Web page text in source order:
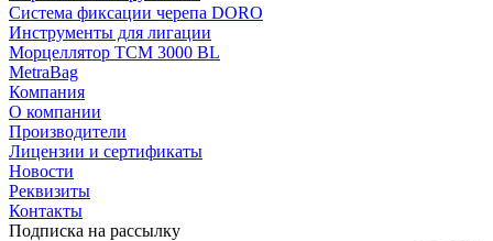
Система фиксации черепа DORO
Инструменты для лигации
Морцеллятор ТСМ 3000 BL
MetraBag
Компания
О компании
Производители
Лицензии и сертификаты
Новости
Реквизиты
Контакты
Подписка на рассылку